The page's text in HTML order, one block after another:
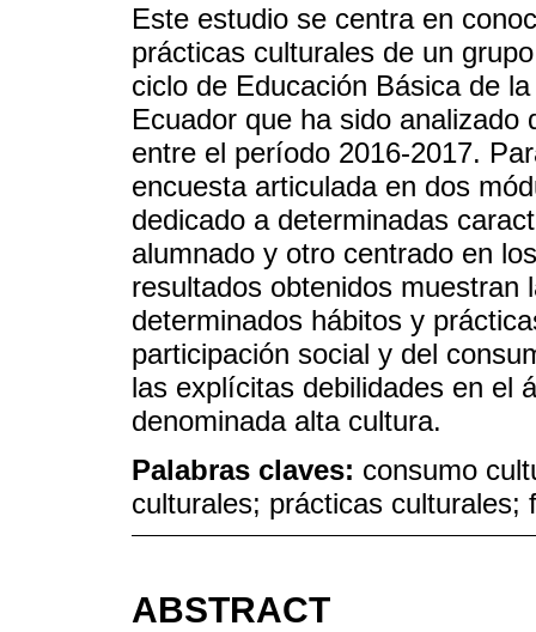
Este estudio se centra en
prácticas culturales de un
ciclo de Educación Básica de
Ecuador que ha sido
entre el período 2016-2017.
encuesta articulada en dos
dedicado a determinadas
alumnado y otro centrado en
resultados obtenidos muestran
determinados hábitos y
participación social y del
las explícitas debilidades en el
denominada alta cultura.
Palabras claves: consumo
culturales; prácticas culturales;
ABSTRACT